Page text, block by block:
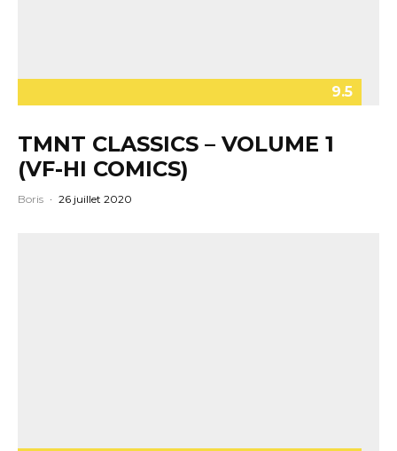
9.5
TMNT CLASSICS – VOLUME 1
(VF-HI COMICS)
Boris · 26 juillet 2020